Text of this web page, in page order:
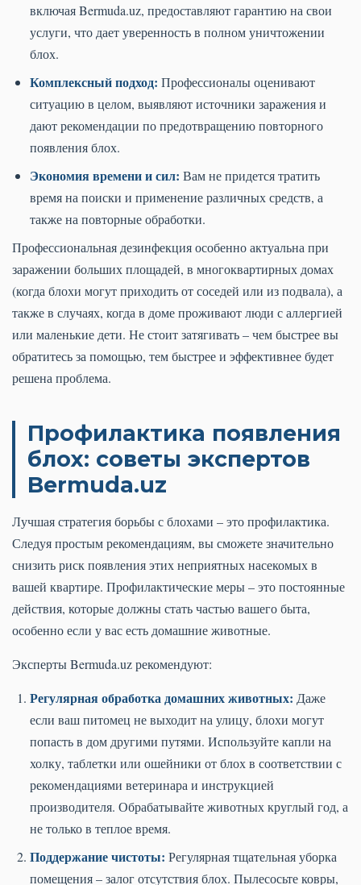
включая Bermuda.uz, предоставляют гарантию на свои
услуги, что дает уверенность в полном уничтожении
блох.
Комплексный подход: Профессионалы оценивают
ситуацию в целом, выявляют источники заражения и
дают рекомендации по предотвращению повторного
появления блох.
Экономия времени и сил: Вам не придется тратить
время на поиски и применение различных средств, а
также на повторные обработки.
Профессиональная дезинфекция особенно актуальна при
заражении больших площадей, в многоквартирных домах
(когда блохи могут приходить от соседей или из подвала), а
также в случаях, когда в доме проживают люди с аллергией
или маленькие дети. Не стоит затягивать – чем быстрее вы
обратитесь за помощью, тем быстрее и эффективнее будет
решена проблема.
Профилактика появления
блох: советы экспертов
Bermuda.uz
Лучшая стратегия борьбы с блохами – это профилактика.
Следуя простым рекомендациям, вы сможете значительно
снизить риск появления этих неприятных насекомых в
вашей квартире. Профилактические меры – это постоянные
действия, которые должны стать частью вашего быта,
особенно если у вас есть домашние животные.
Эксперты Bermuda.uz рекомендуют:
Регулярная обработка домашних животных: Даже
если ваш питомец не выходит на улицу, блохи могут
попасть в дом другими путями. Используйте капли на
холку, таблетки или ошейники от блох в соответствии с
рекомендациями ветеринара и инструкцией
производителя. Обрабатывайте животных круглый год, а
не только в теплое время.
Поддержание чистоты: Регулярная тщательная уборка
помещения – залог отсутствия блох. Пылесосьте ковры,